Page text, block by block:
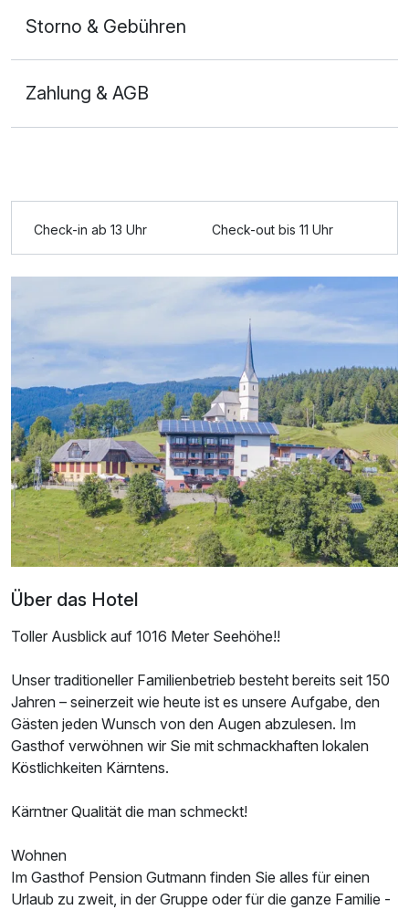
Für 4 Tage p.P. ab 240,00 €
Doppelzimmer zur Einzelnutzung
1 Erwachsenen und 1 Kind
Storno & Gebühren
Zahlung & AGB
Check-in ab 13 Uhr Check-out bis 11 Uhr
Über das Hotel
Toller Ausblick auf 1016 Meter Seehöhe!!
Unser traditioneller Familienbetrieb besteht bereits seit 150
Jahren – seinerzeit wie heute ist es unsere Aufgabe, den
Gästen jeden Wunsch von den Augen abzulesen. Im
Gasthof verwöhnen wir Sie mit schmackhaften lokalen
Köstlichkeiten Kärntens.
Kärntner Qualität die man schmeckt!
Wohnen
Im Gasthof Pension Gutmann finden Sie alles für einen
Urlaub zu zweit, in der Gruppe oder für die ganze Familie -